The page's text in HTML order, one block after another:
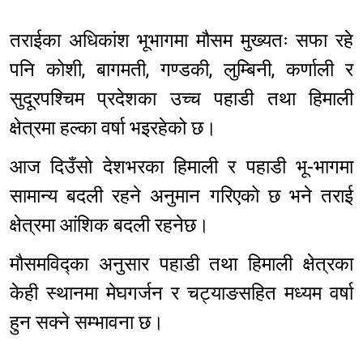
तराईका अधिकांश भूभागमा मौसम मुख्यतः सफा रहे
पनि कोशी, बागमती, गण्डकी, लुम्बिनी, कर्णाली र
सुदूरपश्चिम प्रदेशका उच्च पहाडी तथा हिमाली
क्षेत्रमा हल्का वर्षा भइरहेको छ।
आज दिउँसो देशभरका हिमाली र पहाडी भू-भागमा
सामान्य बदली रहने अनुमान गरिएको छ भने तराई
क्षेत्रमा आंशिक बदली रहनेछ।
मौसमविद्का अनुसार पहाडी तथा हिमाली क्षेत्रका
केही स्थानमा मेघगर्जन र चट्याङसहित मध्यम वर्षा
हुन सक्ने सम्भावना छ।